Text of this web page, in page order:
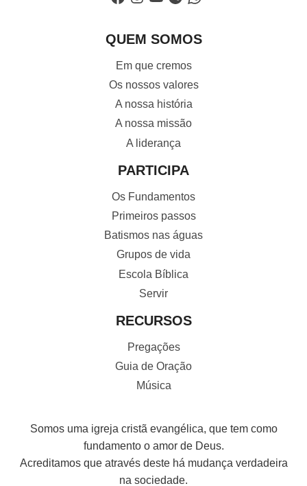
QUEM SOMOS
Em que cremos
Os nossos valores
A nossa história
A nossa missão
A liderança
PARTICIPA
Os Fundamentos
Primeiros passos
Batismos nas águas
Grupos de vida
Escola Bíblica
Servir
RECURSOS
Pregações
Guia de Oração
Música
Somos uma igreja cristã evangélica, que tem como
fundamento o amor de Deus.
Acreditamos que através deste há mudança verdadeira
na sociedade.